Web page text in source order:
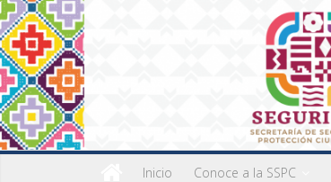
Inicio Conoce a la SSPC